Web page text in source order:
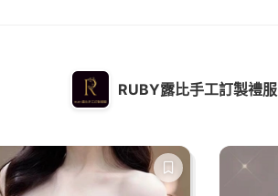
RUBY露比手工訂製禮服